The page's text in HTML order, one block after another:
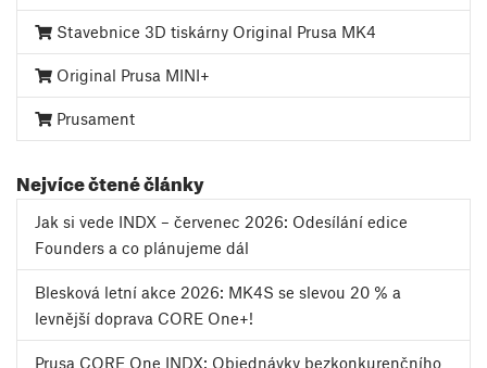
Stavebnice 3D tiskárny Original Prusa MK4
Original Prusa MINI+
Prusament
Nejvíce čtené články
Jak si vede INDX – červenec 2026: Odesílání edice
Founders a co plánujeme dál
Blesková letní akce 2026: MK4S se slevou 20 % a
levnější doprava CORE One+!
Prusa CORE One INDX: Objednávky bezkonkurenčního